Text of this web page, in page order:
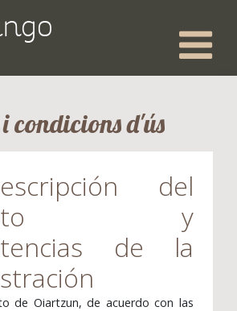
condicions d'ús
del
y
de la
de Oiartzun, de acuerdo con las